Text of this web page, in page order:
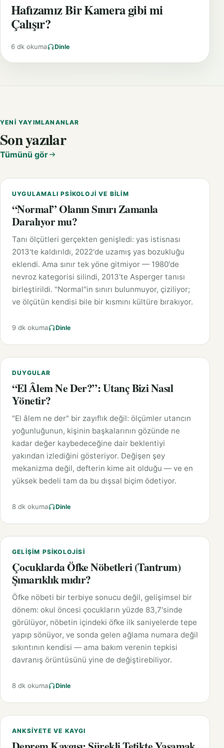
Hafızamız Bir Kamera gibi mi
Çalışır?
6 dk okuma Dinle
YENI YAYIMLANANLAR
Son yazılar
Tümünü gör
UYGULAMALI PSIKOLOJI VE BILIM
“Normal” Olanın Sınırı Zamanla
Daralıyor mu?
Tanı ölçütleri gerçekten genişledi: yas istisnası
2013'te kaldırıldı, 2022'de uzamış yas bozukluğu
eklendi. Ama sınır tek yöne gitmiyor — 1980'de
nevroz kategorisi silindi, 2013'te Asperger tanısı
birleştirildi. "Normal"in sınırı bulunmuyor, çiziliyor;
ve ölçütün kendisi bile bir kısmını kültüre bırakıyor.
9 dk okuma Dinle
DUYGULAR
“El Âlem Ne Der?”: Utanç Bizi Nasıl
Yönetir?
"El âlem ne der" bir zayıflık değil: ölçümler utancın
yoğunluğunun, kişinin başkalarının gözünde ne
kadar değer kaybedeceğine dair beklentiyi
yakından izlediğini gösteriyor. Değişen şey
mekanizma değil, defterin kime ait olduğu — ve en
yüksek bedeli tam da bu dışsal biçim ödetiyor.
8 dk okuma Dinle
GELIŞIM PSIKOLOJISI
Çocuklarda Öfke Nöbetleri (Tantrum)
Şımarıklık mıdır?
Öfke nöbeti bir terbiye sonucu değil, gelişimsel bir
dönem: okul öncesi çocukların yüzde 83,7'sinde
görülüyor, nöbetin içindeki öfke ilk saniyelerde tepe
yapıp sönüyor, ve sonda gelen ağlama numara değil
sıkıntının kendisi — ama bakım verenin tepkisi
davranış örüntüsünü yine de değiştirebiliyor.
8 dk okuma Dinle
ANKSIYETE VE KAYGI